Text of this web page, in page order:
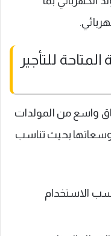
للتأجير
واسع من المولدات
وسعاتها بحيث تناسب
الاستخدام